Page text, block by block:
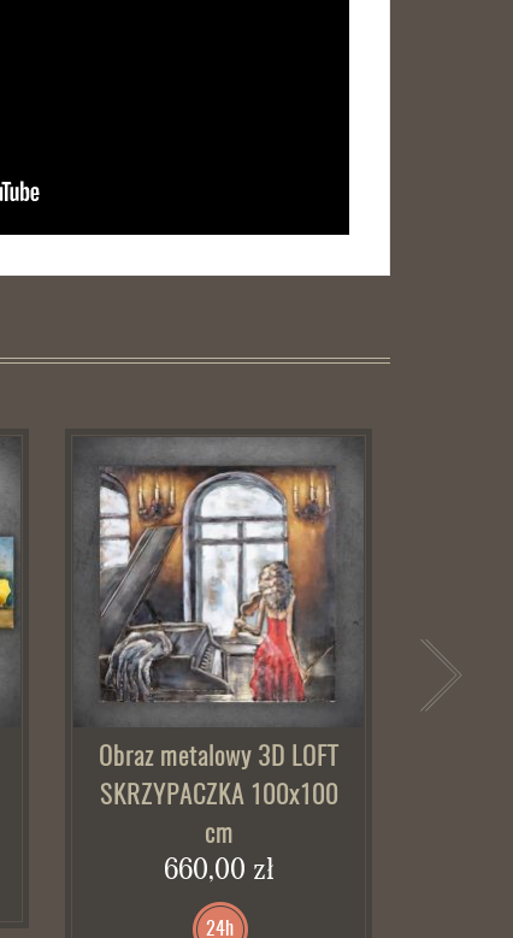
Obraz metalowy 3D LOFT
SKRZYPACZKA 100x100
cm
660,00 zł
24h